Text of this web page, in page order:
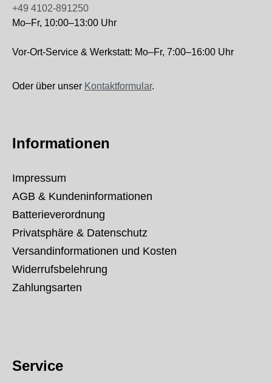
+49 4102-891250
Mo–Fr, 10:00–13:00 Uhr
Vor-Ort-Service & Werkstatt: Mo–Fr, 7:00–16:00 Uhr
Oder über unser Kontaktformular.
Informationen
Impressum
AGB & Kundeninformationen
Batterieverordnung
Privatsphäre & Datenschutz
Versandinformationen und Kosten
Widerrufsbelehrung
Zahlungsarten
Service